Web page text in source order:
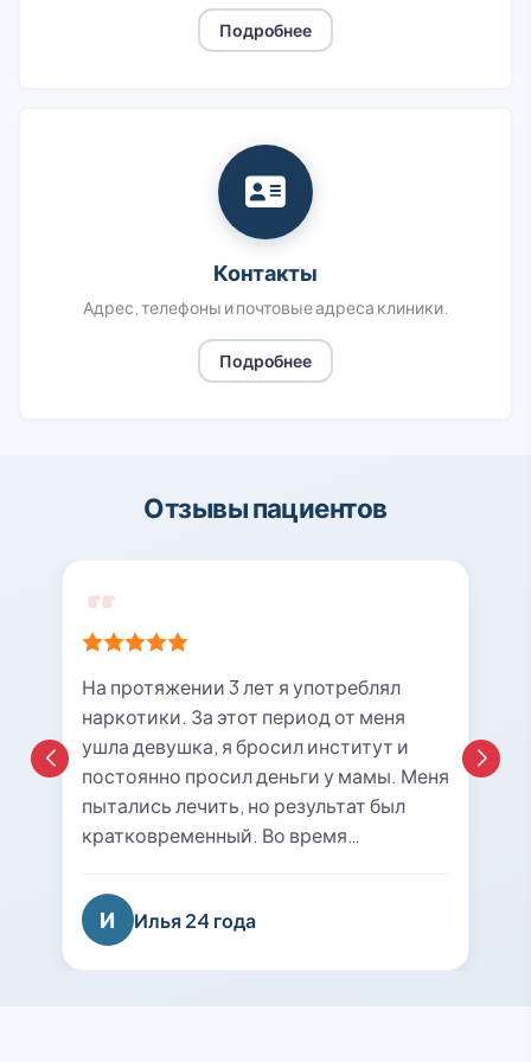
Подробнее
Контакты
Адрес, телефоны и почтовые адреса клиники.
Подробнее
Отзывы пациентов
На протяжении 3 лет я употреблял
наркотики. За этот период от меня
ушла девушка, я бросил институт и
постоянно просил деньги у мамы. Меня
пытались лечить, но результат был
кратковременный. Во время
центра «21rehab». Беседа с наркологом
подтолкнула меня к мысли о
прохождении курса лечения и
И Илья 24 года